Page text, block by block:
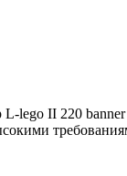
lego II 220